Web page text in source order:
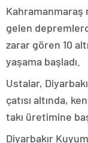
Kahramanmaraş
gelen
zarar gören 10
yaşama başladı.
Ustalar,
çatısı altında,
takı üretimine
Diyarbakır